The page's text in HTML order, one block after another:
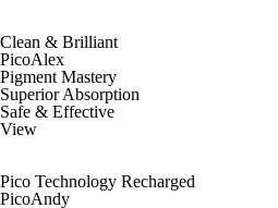
Clean & Brilliant
PicoAlex
Pigment Mastery
Superior Absorption
Safe & Effective
View
Pico Technology Recharged
PicoAndy